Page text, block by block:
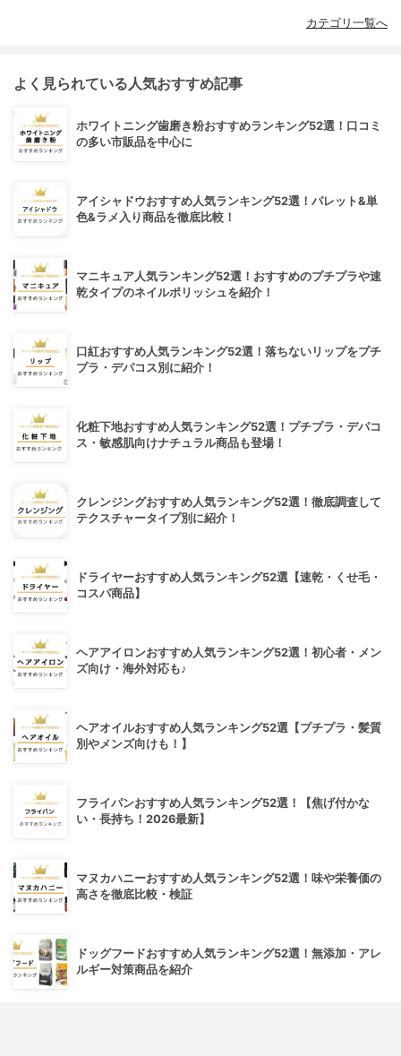
カテゴリ一覧へ
よく見られている人気おすすめ記事
ホワイトニング歯磨き粉おすすめランキング52選！口コミ
の多い市販品を中心に
アイシャドウおすすめ人気ランキング52選！パレット&単
色&ラメ入り商品を徹底比較！
マニキュア人気ランキング52選！おすすめのプチプラや速
乾タイプのネイルポリッシュを紹介！
口紅おすすめ人気ランキング52選！落ちないリップをプチ
プラ・デパコス別に紹介！
化粧下地おすすめ人気ランキング52選！プチプラ・デパコ
ス・敏感肌向けナチュラル商品も登場！
クレンジングおすすめ人気ランキング52選！徹底調査して
テクスチャータイプ別に紹介！
ドライヤーおすすめ人気ランキング52選【速乾・くせ毛・
コスパ商品】
ヘアアイロンおすすめ人気ランキング52選！初心者・メン
ズ向け・海外対応も♪
ヘアオイルおすすめ人気ランキング52選【プチプラ・髪質
別やメンズ向けも！】
フライパンおすすめ人気ランキング52選！【焦げ付かな
い・長持ち！2026最新】
マヌカハニーおすすめ人気ランキング52選！味や栄養価の
高さを徹底比較・検証
ドッグフードおすすめ人気ランキング52選！無添加・アレ
ルギー対策商品を紹介